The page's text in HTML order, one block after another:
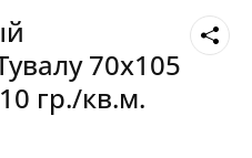
70х105
гр./кв.м.